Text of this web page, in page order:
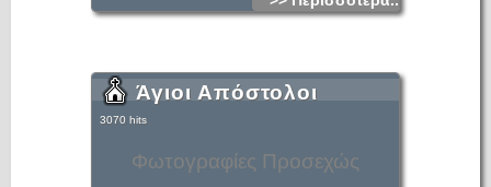
Φωτογραφίες Προσεχώς
Άγιοι Απόστολοι
3070 hits